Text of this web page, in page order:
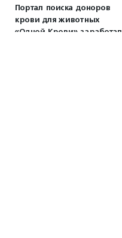
Портал поиска доноров
крови для животных
«Одной Крови» заработал